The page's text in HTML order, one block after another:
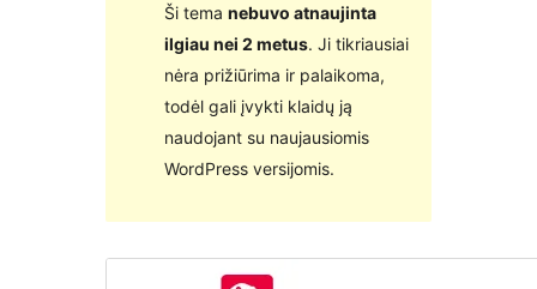
Ši tema nebuvo atnaujinta
ilgiau nei 2 metus. Ji tikriausiai
nėra prižiūrima ir palaikoma,
todėl gali įvykti klaidų ją
naudojant su naujausiomis
WordPress versijomis.